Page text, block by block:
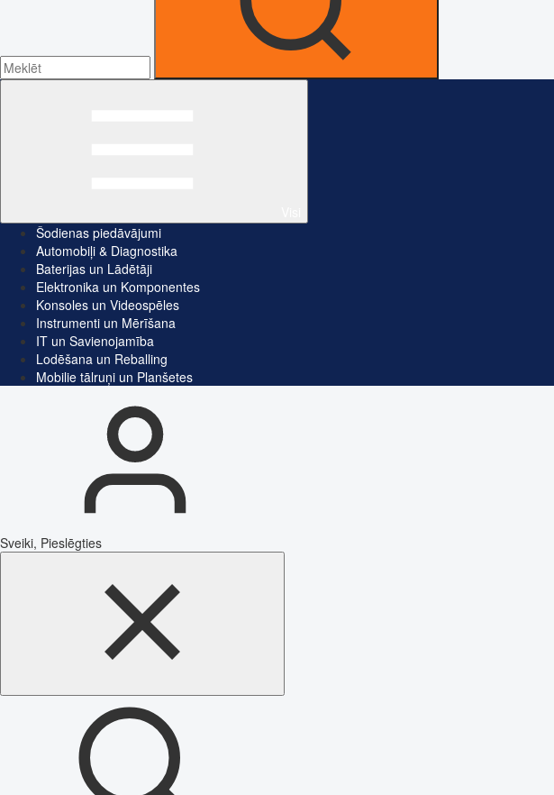
Šodienas piedāvājumi
Automobiļi & Diagnostika
Baterijas un Lādētāji
Elektronika un Komponentes
Konsoles un Videospēles
Instrumenti un Mērīšana
IT un Savienojamība
Lodēšana un Reballing
Mobilie tālruņi un Planšetes
Sveiki, Pieslēgties